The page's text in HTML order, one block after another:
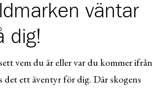
väntar
dig!
vem du är eller var du kommer ifrån
det ett äventyr för dig. Där skogens